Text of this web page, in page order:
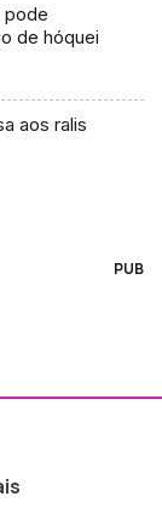
pode
de hóquei
aos ralis
PUB